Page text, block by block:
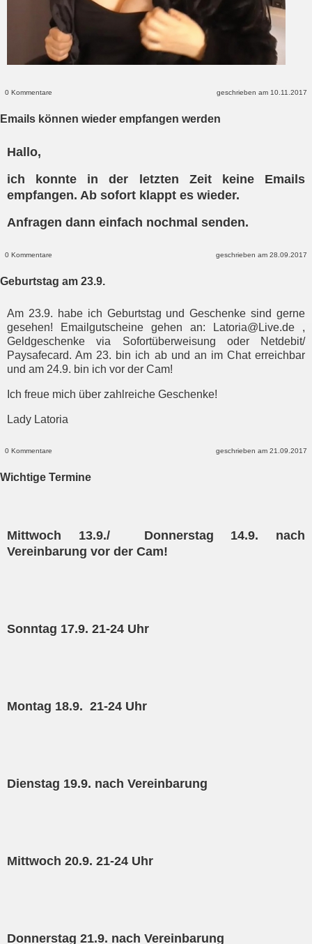
0 Kommentare geschrieben am 10.11.2017
Emails können wieder empfangen werden
Hallo,
ich konnte in der letzten Zeit keine Emails
empfangen. Ab sofort klappt es wieder.
Anfragen dann einfach nochmal senden.
0 Kommentare geschrieben am 28.09.2017
Geburtstag am 23.9.
Am 23.9. habe ich Geburtstag und Geschenke sind gerne
gesehen! Emailgutscheine gehen an: Latoria@Live.de ,
Geldgeschenke via Sofortüberweisung oder Netdebit/
Paysafecard. Am 23. bin ich ab und an im Chat erreichbar
und am 24.9. bin ich vor der Cam!
Ich freue mich über zahlreiche Geschenke!
Lady Latoria
0 Kommentare geschrieben am 21.09.2017
Wichtige Termine
Mittwoch 13.9./ Donnerstag 14.9. nach
Vereinbarung vor der Cam!
Sonntag 17.9. 21-24 Uhr
Montag 18.9. 21-24 Uhr
Dienstag 19.9. nach Vereinbarung
Mittwoch 20.9. 21-24 Uhr
Donnerstag 21.9. nach Vereinbarung